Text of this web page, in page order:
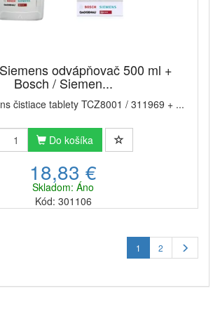
odvápňovač 500 ml +
Bosch / Siemen...
čistiace tablety TCZ8001 / 311969 + ...
Do košíka
18,83 €
Skladom: Áno
Kód: 301106
1 2